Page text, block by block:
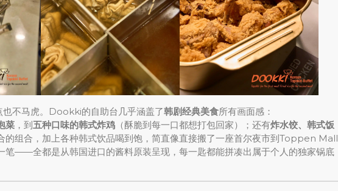
也不马虎。Dookki的自助台几乎涵盖了韩剧经典美食所有画面感：
菜 ，到五种口味的韩式炸鸡 （酥脆到每一口都想打包回家）；还有炸水饺、韩式饭
的组合，加上各种韩式饮品喝到饱，简直像直接搬了一座首尔夜市到Toppen Mall
笔——全都是从韩国进口的酱料原装呈现，每一匙都能拼凑出属于个人的独家锅底